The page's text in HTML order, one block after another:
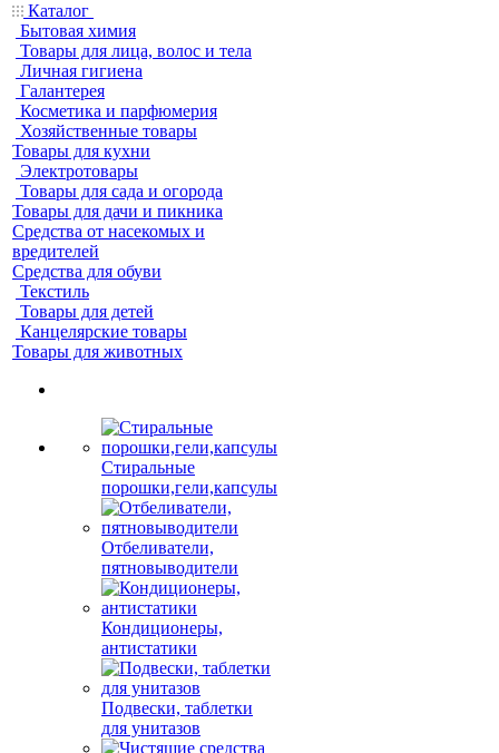
Каталог
Бытовая химия
Товары для лица, волос и тела
Личная гигиена
Галантерея
Косметика и парфюмерия
Хозяйственные товары
Товары для кухни
Электротовары
Товары для сада и огорода
Товары для дачи и пикника
Средства от насекомых и
вредителей
Средства для обуви
Текстиль
Товары для детей
Канцелярские товары
Товары для животных
Стиральные
порошки,гели,капсулы
Отбеливатели,
пятновыводители
Кондиционеры,
антистатики
Подвески, таблетки
для унитазов